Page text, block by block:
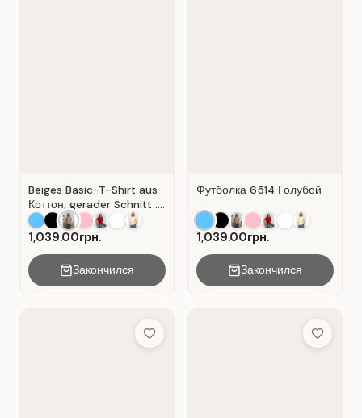
Beiges Basic-T-Shirt aus
Коттон, gerader Schnitt .
Beige.
1,039.00грн.
Закончился
Футболка 6514 Голубой
1,039.00грн.
Закончился
Add to Wish List Add to